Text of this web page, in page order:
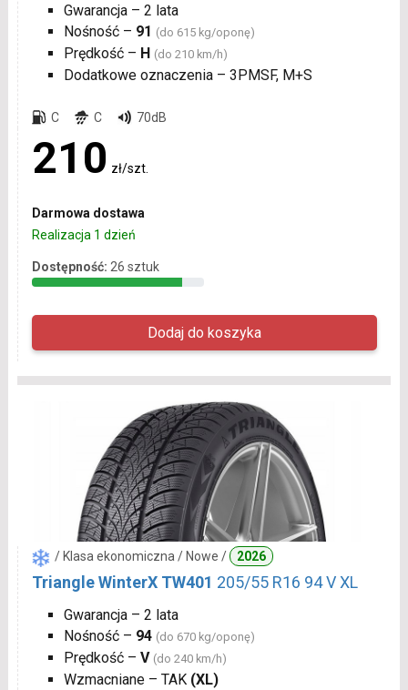
Gwarancja – 2 lata
Nośność – 91 (do 615 kg/oponę)
Prędkość – H (do 210 km/h)
Dodatkowe oznaczenia – 3PMSF, M+S
C C 70dB
210 zł/szt.
Darmowa dostawa
Realizacja 1 dzień
Dostępność: 26 sztuk
/ Klasa ekonomiczna / Nowe / 2026
Triangle WinterX TW401 205/55 R16 94 V XL
Gwarancja – 2 lata
Nośność – 94 (do 670 kg/oponę)
Prędkość – V (do 240 km/h)
Wzmacniane – TAK (XL)